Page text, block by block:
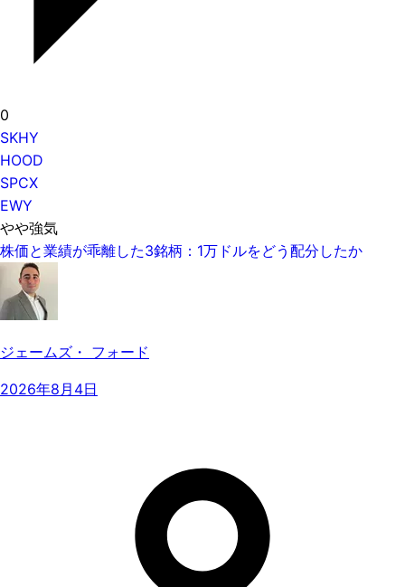
0
SKHY
HOOD
SPCX
EWY
やや強気
株価と業績が乖離した3銘柄：1万ドルをどう配分したか
ジェームズ・ フォード
2026年8月4日